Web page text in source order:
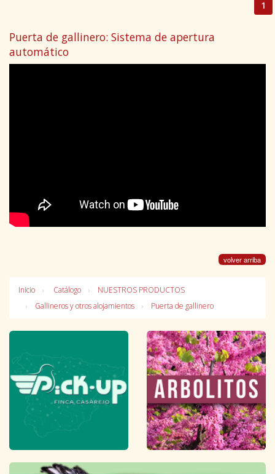
1
Puerta de gallinero: Sistema de apertura
automático
volver arriba
Inicio Catálogo
NUESTROS PRODUCTOS
Gallineros y otros alojamientos
Puerta de gallinero